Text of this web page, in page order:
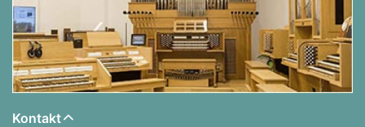
Kontakt